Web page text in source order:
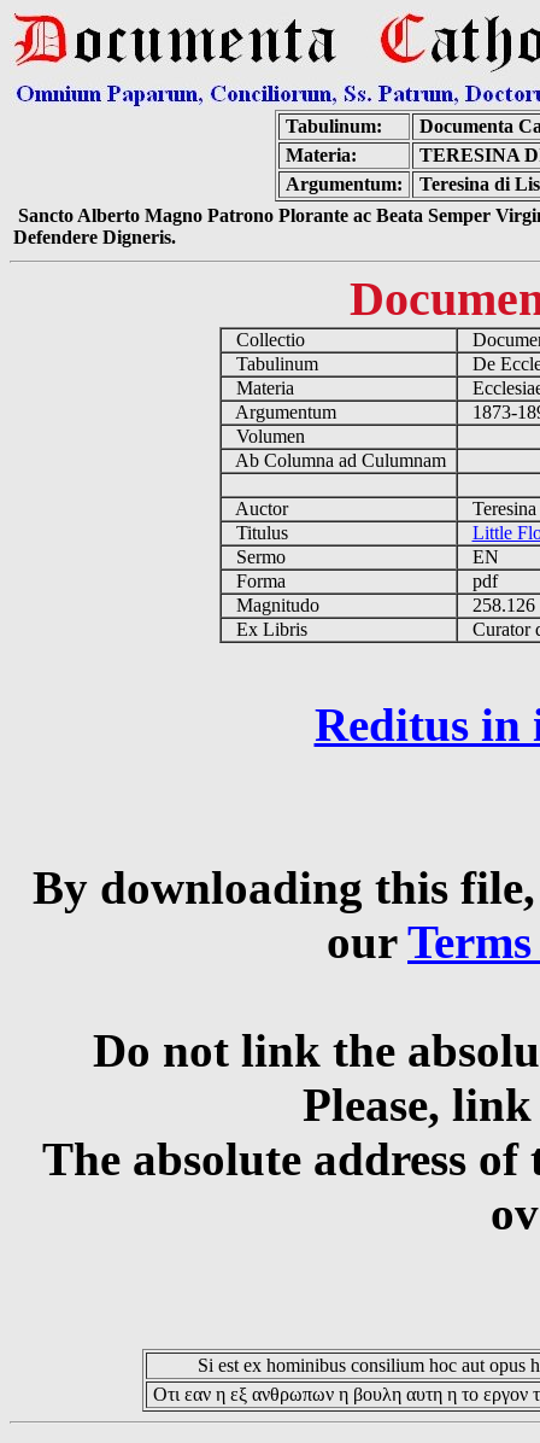
Tabulinum:
Documenta
Materia:
TERESINA
Argumentum:
Teresina di
Sancto Alberto Magno Patrono Plorante ac Beata Semper
Defendere Digneris.
Collectio
Tabulinum
De
Materia
Argumentum
1873-
Volumen
Ab Columna ad Culumnam
Auctor
Titulus
Little
Sermo
EN
Forma
pdf
Magnitudo
Ex Libris
Curator
Reditus in
By downloading this
our
Do not link the
Please,
The absolute address
Si est ex hominibus consilium hoc aut opus
Οτι εαν η εξ ανθρωπων η βουλη αυτη η το εργον